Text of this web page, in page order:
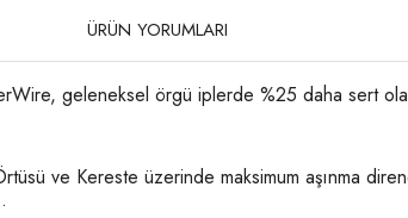
ÜRÜN YORUMLARI
geleneksel örgü iplerde %25 daha sert
ve Kereste üzerinde maksimum aşınma